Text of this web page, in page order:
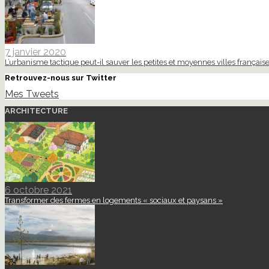
7 janvier 2020
L’urbanisme tactique peut-il sauver les petites et moyennes villes
Retrouvez-nous sur Twitter
Mes Tweets
ARCHITECTURE
6 octobre 2021
Transformer des fermes en logements « sociaux et paysans »